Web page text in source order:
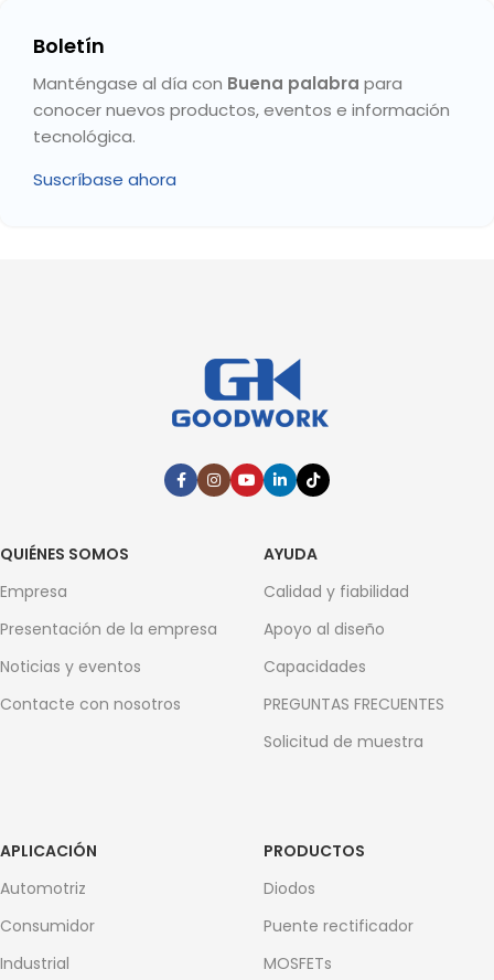
Boletín
Manténgase al día con Buena palabra para
conocer nuevos productos, eventos e información
tecnológica.
Suscríbase ahora
QUIÉNES SOMOS
Empresa
Presentación de la empresa
Noticias y eventos
Contacte con nosotros
AYUDA
Calidad y fiabilidad
Apoyo al diseño
Capacidades
PREGUNTAS FRECUENTES
Solicitud de muestra
APLICACIÓN
Automotriz
Consumidor
Industrial
PRODUCTOS
Diodos
Puente rectificador
MOSFETs